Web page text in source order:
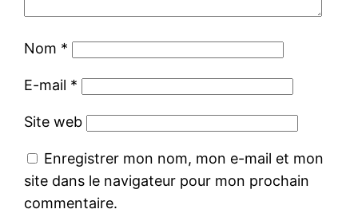
Nom *
E-mail *
Site web
Enregistrer mon nom, mon e-mail et mon
site dans le navigateur pour mon prochain
commentaire.